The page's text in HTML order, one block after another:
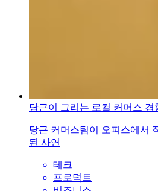
당근이 그리는 로컬 커머스 경
당근 커머스팀이 오피스에서
된 사연
테크
프로덕트